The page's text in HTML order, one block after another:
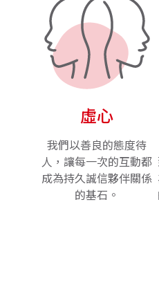
虛心
我們以善良的態度待
人，讓每一次的互動都
成為持久誠信夥伴關係
的基石。